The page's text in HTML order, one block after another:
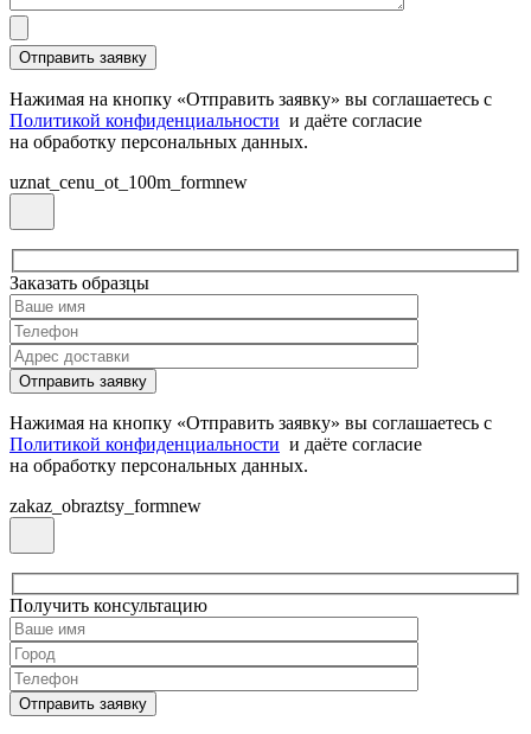
Нажимая на кнопку «Отправить заявку» вы соглашаетесь с
Политикой конфиденциальности и даёте согласие
на обработку персональных данных.
uznat_cenu_ot_100m_formnew
Заказать образцы
Нажимая на кнопку «Отправить заявку» вы соглашаетесь с
Политикой конфиденциальности и даёте согласие
на обработку персональных данных.
zakaz_obraztsy_formnew
Получить консультацию